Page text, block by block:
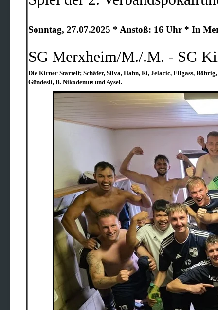
Sonntag, 27.07.2025 * Anstoß: 16 Uhr * In
SG Merxheim/M./.M. - SG
Die Kirner Startelf; Schäfer, Silva, Hahn, Ri, Jelacic, Ellgass,
Gündesli, B. Nikodemus und Aysel.